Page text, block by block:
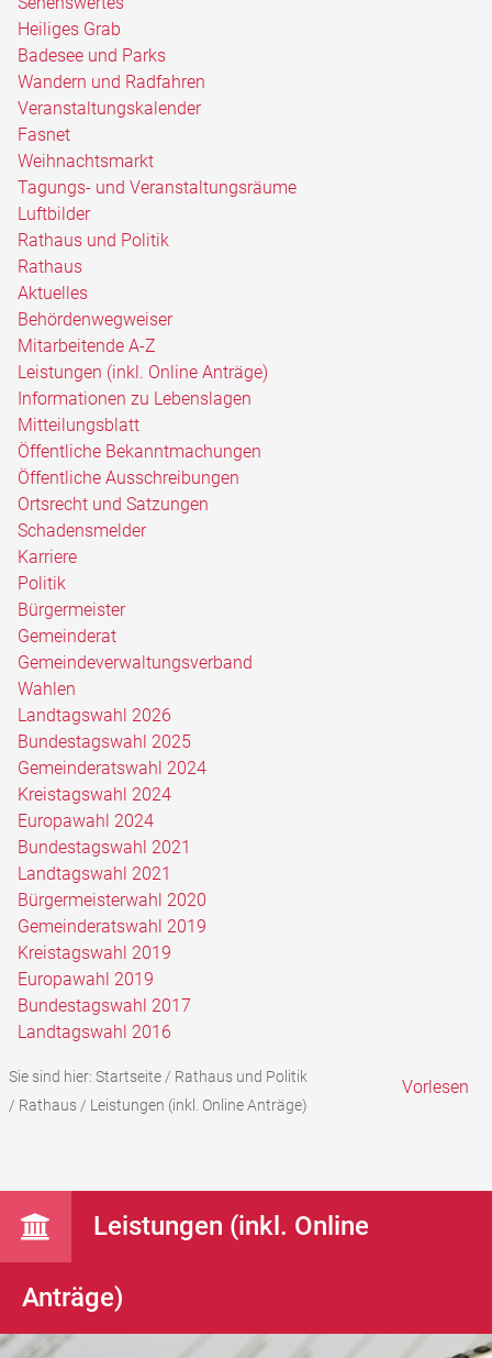
Heiliges Grab
Badesee und Parks
Wandern und Radfahren
Veranstaltungskalender
Fasnet
Weihnachtsmarkt
Tagungs- und Veranstaltungsräume
Luftbilder
Rathaus und Politik
Rathaus
Aktuelles
Behördenwegweiser
Mitarbeitende A-Z
Leistungen (inkl. Online Anträge)
Informationen zu Lebenslagen
Mitteilungsblatt
Öffentliche Bekanntmachungen
Öffentliche Ausschreibungen
Ortsrecht und Satzungen
Schadensmelder
Karriere
Politik
Bürgermeister
Gemeinderat
Gemeindeverwaltungsverband
Wahlen
Landtagswahl 2026
Bundestagswahl 2025
Gemeinderatswahl 2024
Kreistagswahl 2024
Europawahl 2024
Bundestagswahl 2021
Landtagswahl 2021
Bürgermeisterwahl 2020
Gemeinderatswahl 2019
Kreistagswahl 2019
Europawahl 2019
Bundestagswahl 2017
Landtagswahl 2016
Sie sind hier: Startseite/ Rathaus und Politik
/ Rathaus/ Leistungen (inkl. Online Anträge)
Vorlesen
Leistungen (inkl. Online
Anträge)